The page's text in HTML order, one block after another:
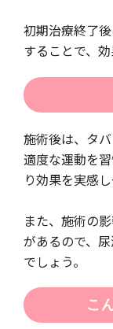
初期治療終了
することで、
施術後は、タ
適度な運動を
り効果を実感
また、施術の
があるので、
でしょう。
こ